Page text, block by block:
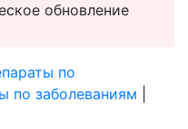
обновление
по
по заболеваниям